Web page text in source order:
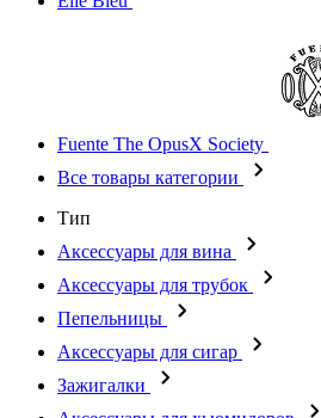
Fuente The OpusX Society
Все товары категории
Тип
Аксессуары для вина
Аксессуары для трубок
Пепельницы
Аксессуары для сигар
Зажигалки